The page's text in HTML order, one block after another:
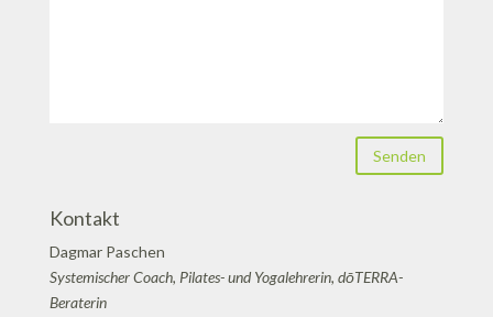
Senden
Kontakt
Dagmar Paschen
Systemischer Coach, Pilates- und Yogalehrerin, dōTERRA-
Beraterin